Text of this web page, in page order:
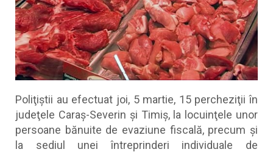
Poliţiştii au efectuat joi, 5 martie, 15 percheziţii în
judeţele Caraş-Severin şi Timiş, la locuinţele unor
persoane bănuite de evaziune fiscală, precum şi
la sediul unei întreprinderi individuale de